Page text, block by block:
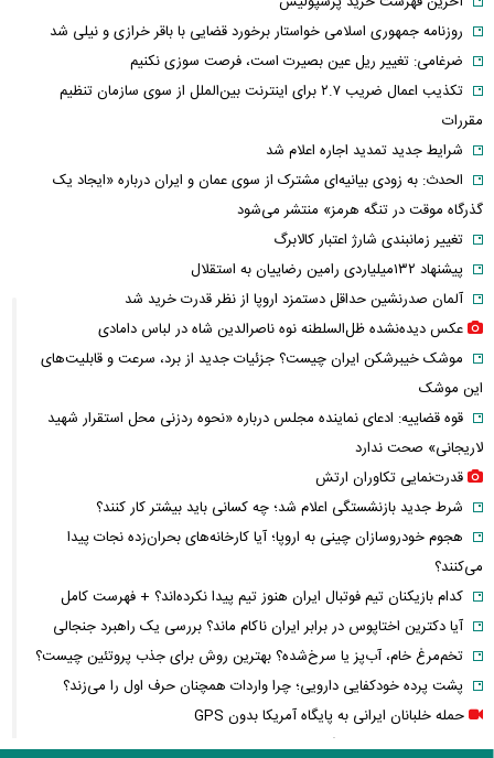
روزنامه جمهوری اسلامی خواستار برخورد قضایی با باقر خرازی و نیلی شد
ضرغامی: تغییر ریل عین بصیرت است، فرصت سوزی نکنیم
تکذیب اعمال ضریب ۲.۷ برای اینترنت بین‌الملل از سوی سازمان تنظیم
مقررات
شرایط جدید تمدید اجاره اعلام شد
الحدث: به زودی بیانیه‌ای مشترک از سوی عمان و ایران درباره «ایجاد یک
گذرگاه موقت در تنگه هرمز» منتشر می‌شود
تغییر زمانبندی‌ شارژ اعتبار کالابرگ
پیشنهاد ۱۳۲میلیاردی رامین رضاییان به استقلال
آلمان صدرنشین حداقل دستمزد اروپا از نظر قدرت خرید شد
عکس دیده‌نشده ظل‌السلطنه نوه ناصرالدین شاه در لباس دامادی
موشک خیبرشکن ایران چیست؟ جزئیات جدید از برد، سرعت و قابلیت‌های
این موشک
قوه قضاییه: ادعای نماینده مجلس درباره «نحوه ردزنی محل استقرار شهید
لاریجانی» صحت ندارد
قدرت‌نمایی تکاوران ارتش
شرط جدید بازنشستگی اعلام شد؛ چه کسانی باید بیشتر کار کنند؟
هجوم خودروسازان چینی به اروپا؛ آیا کارخانه‌های بحران‌زده نجات پیدا
می‌کنند؟
کدام بازیکنان تیم فوتبال ایران هنوز تیم پیدا نکرده‌اند؟ + فهرست کامل
آیا دکترین اختاپوس در برابر ایران ناکام ماند؟ بررسی یک راهبرد جنجالی
تخم‌مرغ خام، آب‌پز یا سرخ‌شده؟ بهترین روش برای جذب پروتئین چیست؟
پشت پرده خودکفایی دارویی؛ چرا واردات همچنان حرف اول را می‌زند؟
حمله خلبانان ایرانی به پایگاه آمریکا بدون GPS
شرایط تغییر نام خانوادگی و شناسنامه اعلام شد+ مراحل، مدارک لازم و قوانین